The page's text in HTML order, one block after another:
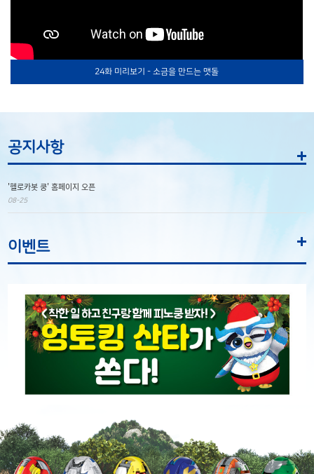
24화 미리보기 - 소금을 만드는 맷돌
공지사항
'헬로카봇 쿵' 홈페이지 오픈
08-25
이벤트